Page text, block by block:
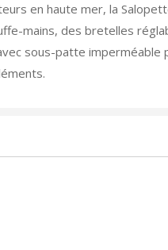
en haute mer, la
mains, des bretelles
sous-patte imperméable